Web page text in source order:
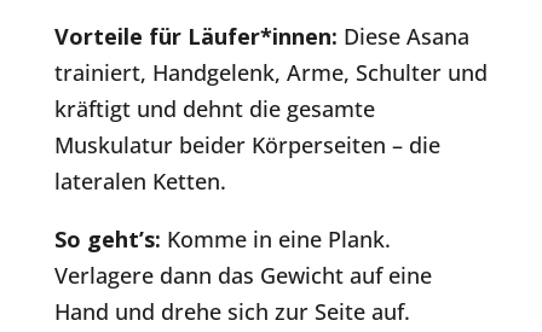
Vorteile für Läufer*innen: Diese Asana
trainiert, Handgelenk, Arme, Schulter und
kräftigt und dehnt die gesamte
Muskulatur beider Körperseiten – die
lateralen Ketten.
So geht’s: Komme in eine Plank.
Verlagere dann das Gewicht auf eine
Hand und drehe sich zur Seite auf.